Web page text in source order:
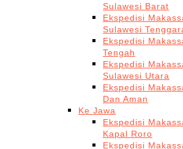
Sulawesi Barat
Ekspedisi
Sulawesi
Ekspedisi
Tengah
Ekspedisi
Sulawesi Utara
Ekspedisi
Dan Aman
Ke Jawa
Ekspedisi
Kapal Roro
Ekspedisi